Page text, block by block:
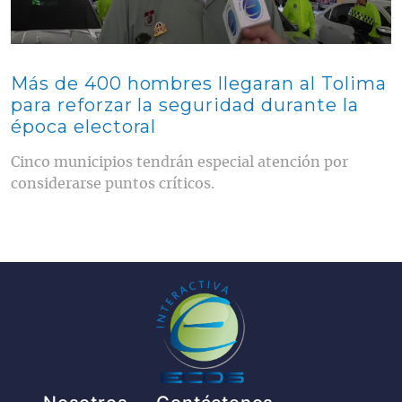
Más de 400 hombres llegaran al Tolima
para reforzar la seguridad durante la
época electoral
Cinco municipios tendrán especial atención por
considerarse puntos críticos.